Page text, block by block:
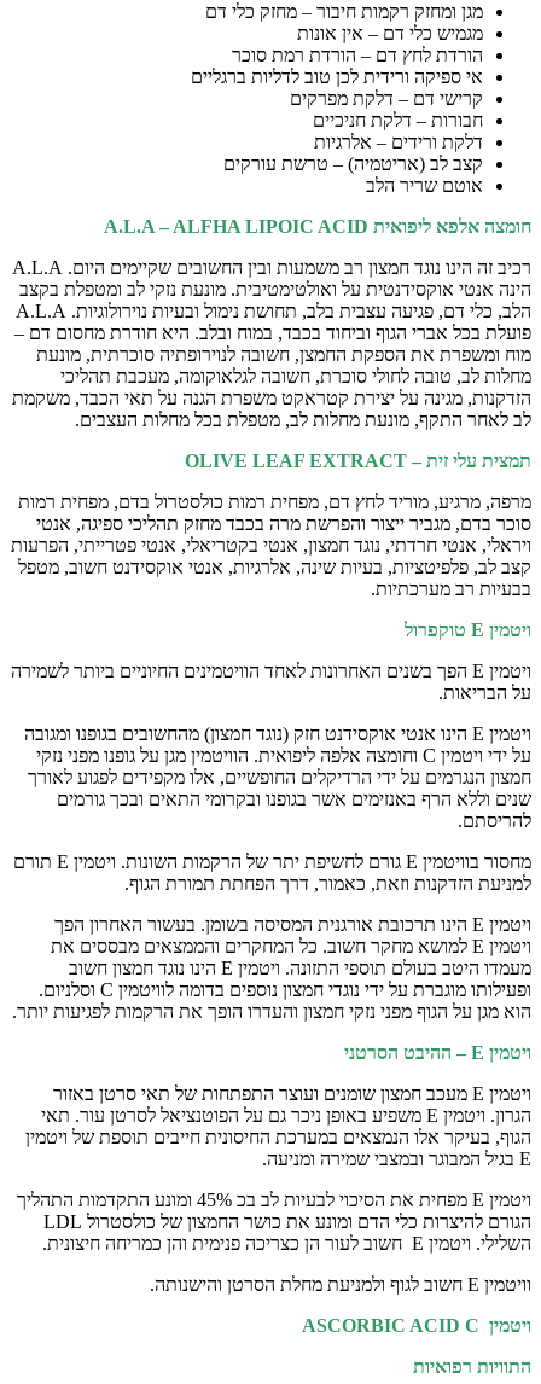
מגן ומחזק רקמות חיבור – מחזק כלי דם
מגמיש כלי דם – אין אונות
הורדת לחץ דם – הורדת רמת סוכר
אי ספיקה ורידית לכן טוב לדליות ברגליים
קרישי דם – דלקת מפרקים
חבורות – דלקת חניכיים
דלקת ורידים – אלרגיות
קצב לב (אריטמיה) – טרשת עורקים
אוטם שריר הלב
חומצה אלפא ליפואית
A.L.A–ALFHA LIPOIC ACID
רכיב זה הינו נוגד חמצון רב משמעות ובין החשובים שקיימים היום. A.L.A
הינה אנטי אוקסידנטית על ואולטימטיבית. מונעת נזקי לב ומטפלת בקצב
הלב, כלי דם, פגיעה עצבית בלב, תחושת נימול ובעיות נוירולוגיות. A.L.A
פועלת בכל אברי הגוף וביחוד בכבד, במוח ובלב. היא חודרת מחסום דם –
מוח ומשפרת את הספקת החמצן, חשובה לנוירופתיה סוכרתית, מונעת
מחלות לב, טובה לחולי סוכרת, חשובה לגלאוקומה, מעכבת תהליכי
הזדקנות, מגינה על יצירת קטראקט משפרת הגנה על תאי הכבד, משקמת
לב לאחר התקף, מונעת מחלות לב, מטפלת בכל מחלות העצבים.
תמצית עלי זית – OLIVE LEAF EXTRACT
מרפה, מרגיע, מוריד לחץ דם, מפחית רמות כולסטרול בדם, מפחית רמות
סוכר בדם, מגביר ייצור והפרשת מרה בכבד מחזק תהליכי ספיגה, אנטי
ויראלי, אנטי חרדתי, נוגד חמצון, אנטי בקטריאלי, אנטי פטרייתי, הפרעות
קצב לב, פלפיטציות, בעיות שינה, אלרגיות, אנטי אוקסידנט חשוב, מטפל
בבעיות רב מערכתיות.
ויטמין E טוקפרול
ויטמין E הפך בשנים האחרונות לאחד הוויטמינים החיוניים ביותר לשמירה
על הבריאות.
ויטמין E הינו אנטי אוקסידנט חזק (נוגד חמצון) מהחשובים בגופנו ומגובה
על ידי ויטמין C וחומצה אלפה ליפואית. הוויטמין מגן על גופנו מפני נזקי
חמצון הנגרמים על ידי הרדיקלים החופשיים, אלו מקפידים לפגוע לאורך
שנים וללא הרף באנזימים אשר בגופנו ובקרומי התאים ובכך גורמים
להריסתם.
מחסור בוויטמין E גורם לחשיפת יתר של הרקמות השונות. ויטמין E תורם
למניעת הזדקנות וזאת, כאמור, דרך הפחתת תמורת הגוף.
ויטמין E הינו תרכובת אורגנית המסיסה בשומן. בעשור האחרון הפך
ויטמין E למושא מחקר חשוב. כל המחקרים והממצאים מבססים את
מעמדו היטב בעולם תוספי התזונה. ויטמין E הינו נוגד חמצון חשוב
ופעילותו מוגברת על ידי נוגדי חמצון נוספים בדומה לוויטמין C וסלניום.
הוא מגן על הגוף מפני נזקי חמצון והעדרו הופך את הרקמות לפגיעות יותר.
ויטמין E – ההיבט הסרטני
ויטמין E מעכב חמצון שומנים ועוצר התפתחות של תאי סרטן באזור
הגרון. ויטמין E משפיע באופן ניכר גם על הפוטנציאל לסרטן עור. תאי
הגוף, בעיקר אלו הנמצאים במערכת החיסונית חייבים תוספת של ויטמין
E בגיל המבוגר ובמצבי שמירה ומניעה.
ויטמין E מפחית את הסיכוי לבעיות לב בכ 45% ומונע התקדמות התהליך
הגורם להיצרות כלי הדם ומונע את כושר החמצון של כולסטרול LDL
השלילי. ויטמין E חשוב לעור הן כצריכה פנימית והן כמריחה חיצונית.
וויטמין E חשוב לגוף ולמניעת מחלת הסרטן והישנותה.
ויטמין ASCORBIC ACID C
התוויות רפואיות